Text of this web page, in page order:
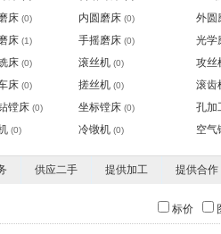
床 (0) 内圆磨床 (0)
外圆
床 (1) 手摇磨床 (0)
光学
床 (0) 滚丝机 (0)
攻丝
床 (0) 搓丝机 (0)
滚齿
镗床 (0) 坐标镗床 (0)
孔加
(0) 冷镦机 (0) 空气
供应二手 提供加工 提供合作
标价